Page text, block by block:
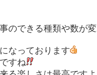
のできる種類や数が
なっております
すね